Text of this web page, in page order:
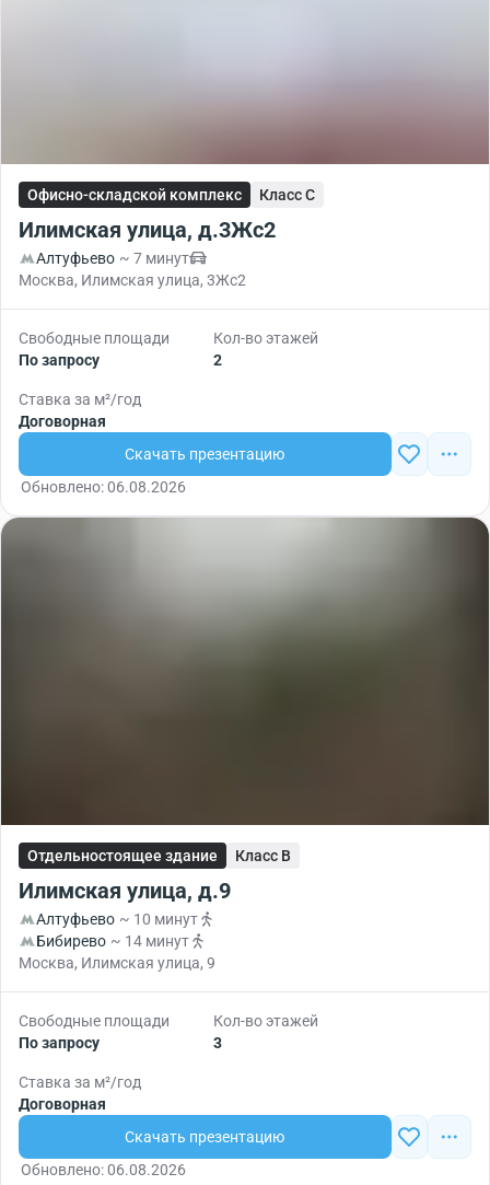
Офисно-складской комплекс Класс C
Илимская улица, д.3Жс2
Алтуфьево ~ 7 минут
Москва, Илимская улица, 3Жс2
Свободные площади
По запросу
Кол-во этажей
2
Ставка за м²/год
Договорная
Скачать презентацию
Обновлено: 06.08.2026
Отдельностоящее здание Класс B
Илимская улица, д.9
Алтуфьево ~ 10 минут
Бибирево ~ 14 минут
Москва, Илимская улица, 9
Свободные площади
По запросу
Кол-во этажей
3
Ставка за м²/год
Договорная
Скачать презентацию
Обновлено: 06.08.2026